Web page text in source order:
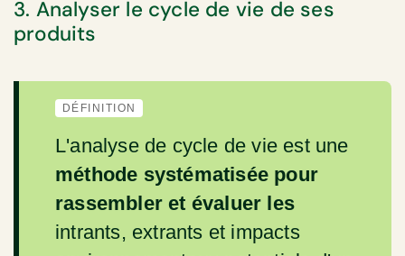
3. Analyser le cycle de vie de ses
produits
DÉFINITION
L'analyse de cycle de vie est une
méthode systématisée pour
rassembler et évaluer les
intrants, extrants et impacts